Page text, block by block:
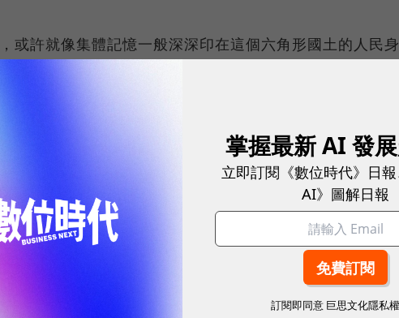
或許就像集體記憶一般深深印在這個六角形國土的人民身
所進行的密集採訪，就圍繞在這樣強烈的感受中。我們大
不相上下的軟體發展歷史，電信研發技術也足以令人嘆
與空中巴士（AirBus）已經展現了她在航太科技的成
道中飛馳的「歐洲之星」（EuroStar，電影「不可能任務
，在這個新世紀中，將出現在網路與通訊兩個領域之間；
更深刻的面向：人文與科技在尊重人性價值的前提下的
掌握最新 AI 發
立即訂閱《數位時代》日
AI》圖解日報
訂閱即同意 巨思文化隱私